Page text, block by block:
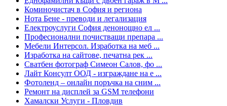
Коминочистач в София и региона
Нота Бене - преводи и легализация
Електроуслуги София денонощно ел ...
Професионални почистващи препара ...
Мебели Интерсол. Изработка на меб ...
Изработка на сайтове, печатна рек ...
Сватбен фотограф Симеон Салов, фо ...
Лайт Консулт ООД - изграждане на е ...
Фотоленд – онлайн поръчка на сним ...
Ремонт на дисплей за GSM телефони
Хамалски Услуги - Пловдив